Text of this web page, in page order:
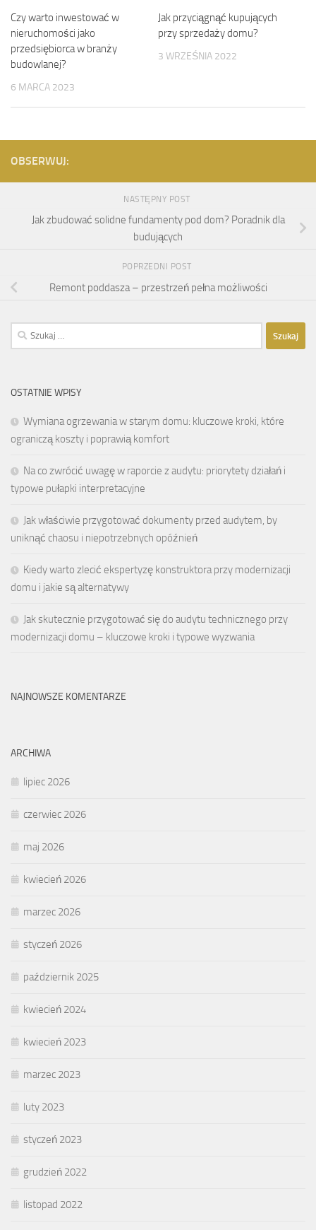
Czy warto inwestować w
nieruchomości jako
przedsiębiorca w branży
budowlanej?
6 MARCA 2023
Jak przyciągnąć kupujących
przy sprzedaży domu?
3 WRZEŚNIA 2022
OBSERWUJ:
NASTĘPNY POST
Jak zbudować solidne fundamenty pod dom? Poradnik dla
budujących
POPRZEDNI POST
Remont poddasza – przestrzeń pełna możliwości
Szukaj:
OSTATNIE WPISY
Wymiana ogrzewania w starym domu: kluczowe kroki, które
ograniczą koszty i poprawią komfort
Na co zwrócić uwagę w raporcie z audytu: priorytety działań i
typowe pułapki interpretacyjne
Jak właściwie przygotować dokumenty przed audytem, by
uniknąć chaosu i niepotrzebnych opóźnień
Kiedy warto zlecić ekspertyzę konstruktora przy modernizacji
domu i jakie są alternatywy
Jak skutecznie przygotować się do audytu technicznego przy
modernizacji domu – kluczowe kroki i typowe wyzwania
NAJNOWSZE KOMENTARZE
ARCHIWA
lipiec 2026
czerwiec 2026
maj 2026
kwiecień 2026
marzec 2026
styczeń 2026
październik 2025
kwiecień 2024
kwiecień 2023
marzec 2023
luty 2023
styczeń 2023
grudzień 2022
listopad 2022